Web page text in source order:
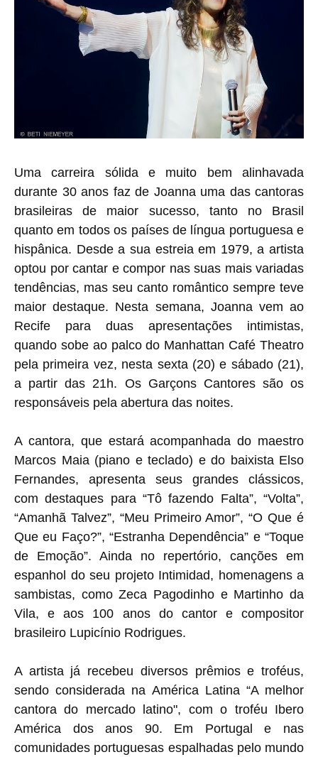
Uma carreira sólida e muito bem alinhavada
durante 30 anos faz de Joanna uma das cantoras
brasileiras de maior sucesso, tanto no Brasil
quanto em todos os países de língua portuguesa e
hispânica. Desde a sua estreia em 1979, a artista
optou por cantar e compor nas suas mais variadas
tendências, mas seu canto romântico sempre teve
maior destaque. Nesta semana, Joanna vem ao
Recife para duas apresentações intimistas,
quando sobe ao palco do Manhattan Café Theatro
pela primeira vez, nesta sexta (20) e sábado (21),
a partir das 21h. Os Garçons Cantores são os
responsáveis pela abertura das noites.
A cantora, que estará acompanhada do maestro
Marcos Maia (piano e teclado) e do baixista Elso
Fernandes, apresenta seus grandes clássicos,
com destaques para “Tô fazendo Falta”, “Volta”,
“Amanhã Talvez”, “Meu Primeiro Amor”, “O Que é
Que eu Faço?”, “Estranha Dependência” e “Toque
de Emoção”. Ainda no repertório, canções em
espanhol do seu projeto Intimidad, homenagens a
sambistas, como Zeca Pagodinho e Martinho da
Vila, e aos 100 anos do cantor e compositor
brasileiro Lupicínio Rodrigues.
A artista já recebeu diversos prêmios e troféus,
sendo considerada na América Latina “A melhor
cantora do mercado latino", com o troféu Ibero
América dos anos 90. Em Portugal e nas
comunidades portuguesas espalhadas pelo mundo